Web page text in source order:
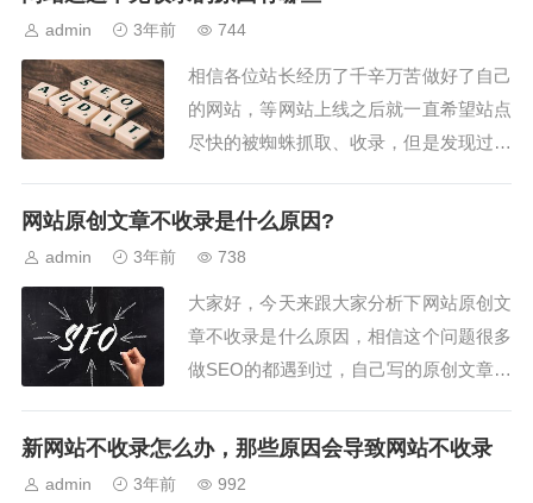
总，希望可以帮助更多的站长解惑。一、
已经收录的文章...
admin 3年前 744
相信各位站长经历了千辛万苦做好了自己
的网站，等网站上线之后就一直希望站点
尽快的被蜘蛛抓取、收录，但是发现过了
免会有些失望、不知所措吧。如果排除了
一段时间的总结，大概可以确定其中的主
要几种原因在...
网站原创文章不收录是什么原因?
admin 3年前 738
大家好，今天来跟大家分析下网站原创文
章不收录是什么原因，相信这个问题很多
做SEO的都遇到过，自己写的原创文章搜
录被别的网站复制转载后，别的网站收录
新网站不收录怎么办，那些原因会导致网站不收录
admin 3年前 992